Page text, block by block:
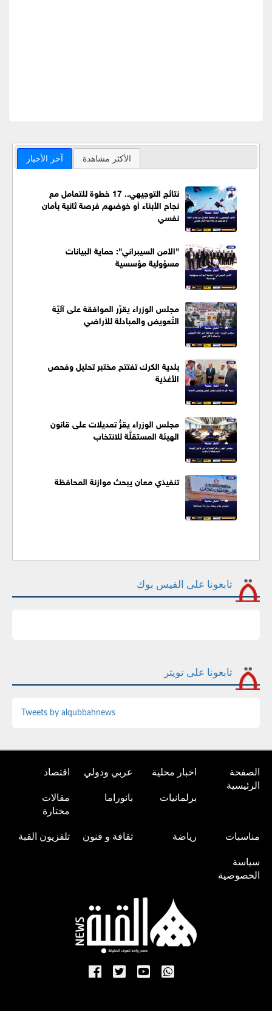
آخر الأخبار الأكثر مشاهدة
نتائج التوجيهي.. 17 خطوة للتعامل مع
نجاح الأبناء أو خوضهم فرصة ثانية بأمان
نفسي
"الأمن السيبراني": حماية البيانات
مسؤولية مؤسسية
مجلس الوزراء يقرِّر الموافقة على آليَّة
التَّعويض والمبادلة للأراضي
بلدية الكرك تفتتح مختبر تحليل وفحص
الأغذية
مجلس الوزراء يقرُّ تعديلات على قانون
الهيئة المستقلَّة للانتخاب
تنفيذي معان يبحث موازنة المحافظة
تابعونا على الفيس بوك
تابعونا على تويتر
Tweets by alqubbahnews
الصفحة
الرئيسية
اخبار محلية عربي ودولي اقتصاد
برلمانيات بانوراما
مقالات
مختارة
مناسبات رياضة ثقافة و فنون تلفزيون القبة
سياسة
الخصوصية